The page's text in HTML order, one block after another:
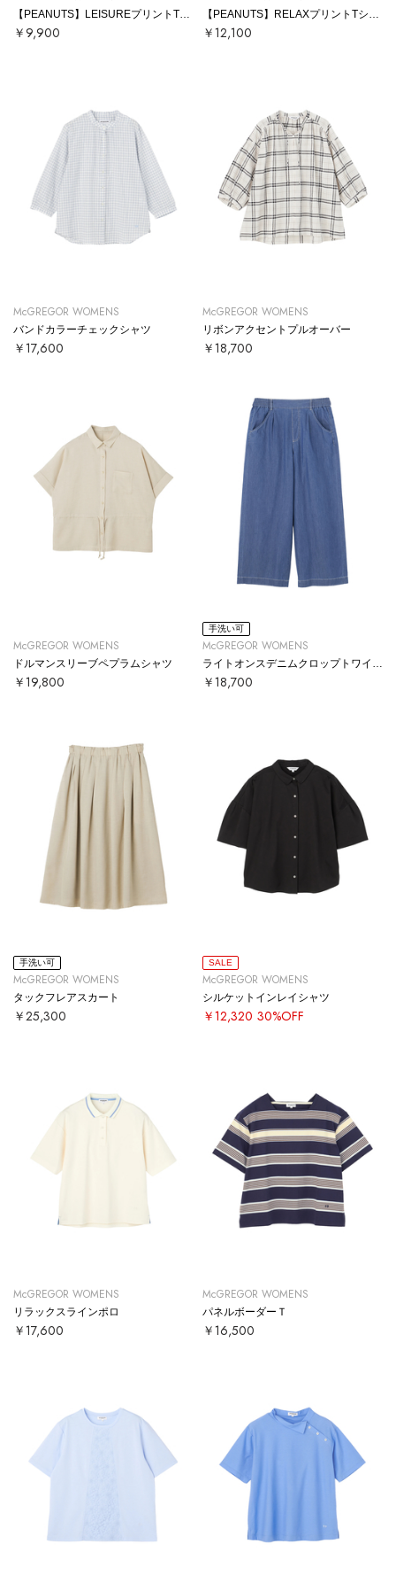
￥9,900 ￥12,100
McGREGOR WOMENS
バンドカラーチェックシャツ
￥17,600
McGREGOR WOMENS
リボンアクセントプルオーバー
￥18,700
McGREGOR WOMENS
ドルマンスリーブペプラムシャツ
￥19,800
手洗い可
McGREGOR WOMENS
￥18,700
手洗い可
McGREGOR WOMENS
タックフレアスカート
￥25,300
SALE
McGREGOR WOMENS
シルケットインレイシャツ
￥12,320 30%OFF
McGREGOR WOMENS
リラックスラインポロ
￥17,600
McGREGOR WOMENS
パネルボーダーＴ
￥16,500